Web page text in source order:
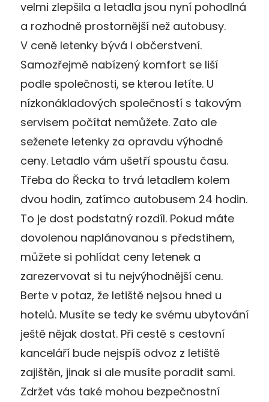
velmi zlepšila a letadla jsou nyní pohodlná
a rozhodně prostornější než autobusy.
V ceně letenky bývá i občerstvení.
Samozřejmě nabízený komfort se liší
podle společnosti, se kterou letíte. U
nízkonákladových společností s takovým
servisem počítat nemůžete. Zato ale
seženete letenky za opravdu výhodné
ceny. Letadlo vám ušetří spoustu času.
Třeba do Řecka to trvá letadlem kolem
dvou hodin, zatímco autobusem 24 hodin.
To je dost podstatný rozdíl. Pokud máte
dovolenou naplánovanou s předstihem,
můžete si pohlídat ceny letenek a
zarezervovat si tu nejvýhodnější cenu.
Berte v potaz, že letiště nejsou hned u
hotelů. Musíte se tedy ke svému ubytování
ještě nějak dostat. Při cestě s cestovní
kanceláří bude nejspíš odvoz z letiště
zajištěn, jinak si ale musíte poradit sami.
Zdržet vás také mohou bezpečnostní